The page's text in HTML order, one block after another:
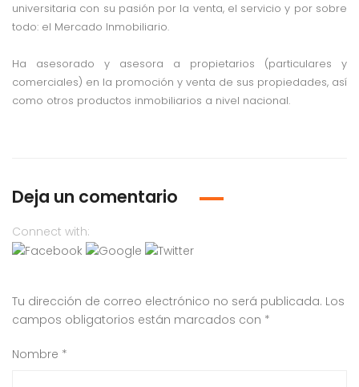
universitaria con su pasión por la venta, el servicio y por sobre
todo: el Mercado Inmobiliario.
Ha asesorado y asesora a propietarios (particulares y
comerciales) en la promoción y venta de sus propiedades, así
como otros productos inmobiliarios a nivel nacional.
Deja un comentario
Connect with:
Tu dirección de correo electrónico no será publicada. Los
campos obligatorios están marcados con *
Nombre *